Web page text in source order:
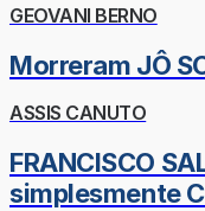
GEOVANI BERNO
Morreram JÔ
ASSIS CANUTO
FRANCISCO
simplesmente